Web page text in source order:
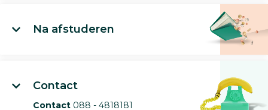
Na afstuderen
Contact
Contact 088 - 4818181